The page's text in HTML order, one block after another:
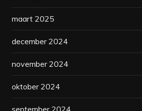
maart 2025
december 2024
november 2024
oktober 2024